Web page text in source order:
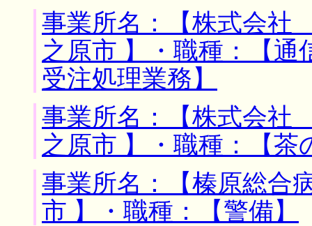
事業所名：【株式会社
之原市 】・職種：【
受注処理業務】
事業所名：【株式会社
之原市 】・職種：【
事業所名：【榛原総合
市 】・職種：【警備】